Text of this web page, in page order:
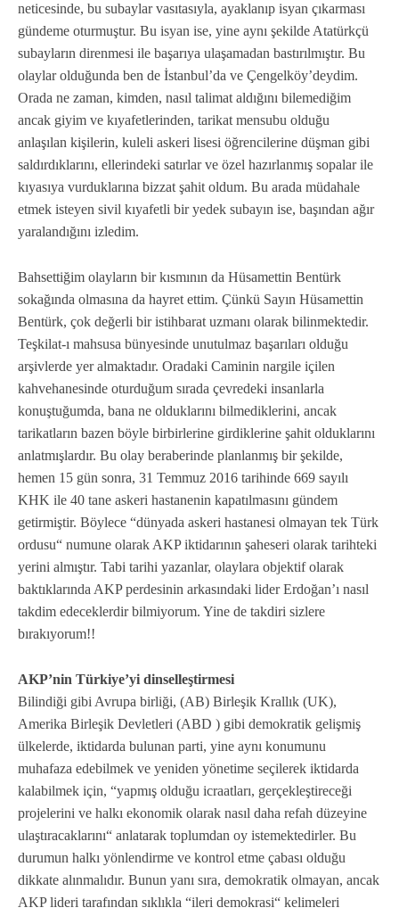
neticesinde, bu subaylar vasıtasıyla, ayaklanıp isyan çıkarması
gündeme oturmuştur. Bu isyan ise, yine aynı şekilde Atatürkçü
subayların direnmesi ile başarıya ulaşamadan bastırılmıştır. Bu
olaylar olduğunda ben de İstanbul’da ve Çengelköy’deydim.
Orada ne zaman, kimden, nasıl talimat aldığını bilemediğim
ancak giyim ve kıyafetlerinden, tarikat mensubu olduğu
anlaşılan kişilerin, kuleli askeri lisesi öğrencilerine düşman gibi
saldırdıklarını, ellerindeki satırlar ve özel hazırlanmış sopalar ile
kıyasıya vurduklarına bizzat şahit oldum. Bu arada müdahale
etmek isteyen sivil kıyafetli bir yedek subayın ise, başından ağır
yaralandığını izledim.
Bahsettiğim olayların bir kısmının da Hüsamettin Bentürk
sokağında olmasına da hayret ettim. Çünkü Sayın Hüsamettin
Bentürk, çok değerli bir istihbarat uzmanı olarak bilinmektedir.
Teşkilat-ı mahsusa bünyesinde unutulmaz başarıları olduğu
arşivlerde yer almaktadır. Oradaki Caminin nargile içilen
kahvehanesinde oturduğum sırada çevredeki insanlarla
konuştuğumda, bana ne olduklarını bilmediklerini, ancak
tarikatların bazen böyle birbirlerine girdiklerine şahit olduklarını
anlatmışlardır. Bu olay beraberinde planlanmış bir şekilde,
hemen 15 gün sonra, 31 Temmuz 2016 tarihinde 669 sayılı
KHK ile 40 tane askeri hastanenin kapatılmasını gündem
getirmiştir. Böylece “dünyada askeri hastanesi olmayan tek Türk
ordusu“ numune olarak AKP iktidarının şaheseri olarak tarihteki
yerini almıştır. Tabi tarihi yazanlar, olaylara objektif olarak
baktıklarında AKP perdesinin arkasındaki lider Erdoğan’ı nasıl
takdim edeceklerdir bilmiyorum. Yine de takdiri sizlere
bırakıyorum!!
AKP’nin Türkiye’yi dinselleştirmesi
Bilindiği gibi Avrupa birliği, (AB) Birleşik Krallık (UK),
Amerika Birleşik Devletleri (ABD ) gibi demokratik gelişmiş
ülkelerde, iktidarda bulunan parti, yine aynı konumunu
muhafaza edebilmek ve yeniden yönetime seçilerek iktidarda
kalabilmek için, “yapmış olduğu icraatları, gerçekleştireceği
projelerini ve halkı ekonomik olarak nasıl daha refah düzeyine
ulaştıracaklarını“ anlatarak toplumdan oy istemektedirler. Bu
durumun halkı yönlendirme ve kontrol etme çabası olduğu
dikkate alınmalıdır. Bunun yanı sıra, demokratik olmayan, ancak
AKP lideri tarafından sıklıkla “ileri demokrasi“ kelimeleri